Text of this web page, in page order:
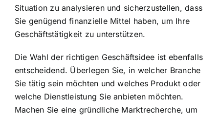
Situation zu analysieren und sicherzustellen, dass
Sie genügend finanzielle Mittel haben, um Ihre
Geschäftstätigkeit zu unterstützen.
Die Wahl der richtigen Geschäftsidee ist ebenfalls
entscheidend. Überlegen Sie, in welcher Branche
Sie tätig sein möchten und welches Produkt oder
welche Dienstleistung Sie anbieten möchten.
Machen Sie eine gründliche Marktrecherche, um